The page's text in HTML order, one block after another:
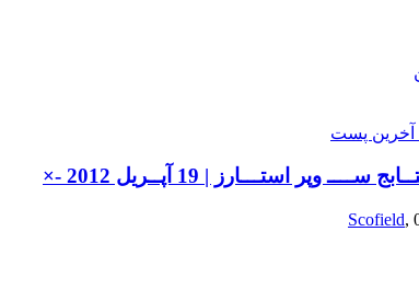
ســــ وپر استـــارز | 19 آپــريل 2012 -×
Scofield,